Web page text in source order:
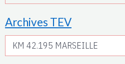
Archives TEV